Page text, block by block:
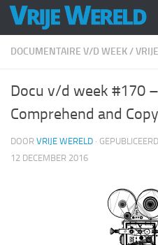
Doorgaan naar inhoud
DOCUMENTAIRE V/D WEEK/
Docu v/d week #170
Comprehend and
DOOR VRIJE WERELD · GEPUBLICEERD
12 DECEMBER 2016